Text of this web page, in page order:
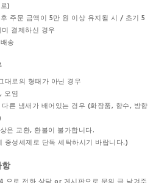
)
주문 금액이 5만 원 이상 유지될 시 / 초기 5
결제하신 경우
송
대로의 형태가 아닌 경우
오염
른 냄새가 배어있는 경우 (화장품, 향수, 방향
은 교환, 환불이 불가합니다.
중성세제로 단독 세탁하시기 바랍니다.)
항